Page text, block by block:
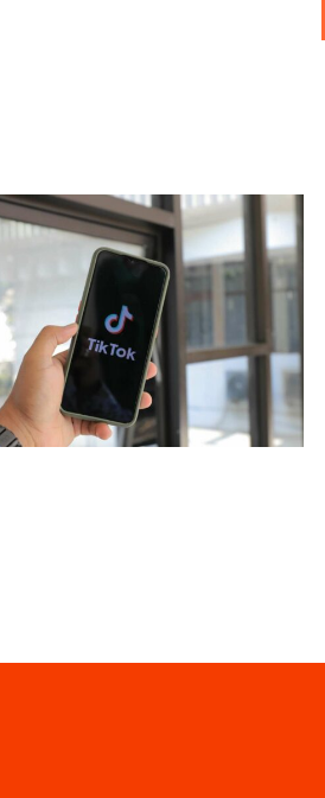
Reichweite
maximieren: Effektive
Cross-Platform-
Posting-Tools für 2024